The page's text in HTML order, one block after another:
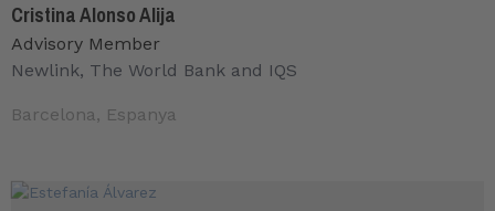
Cristina Alonso Alija
Advisory Member
Newlink, The World Bank and IQS
Barcelona, Espanya